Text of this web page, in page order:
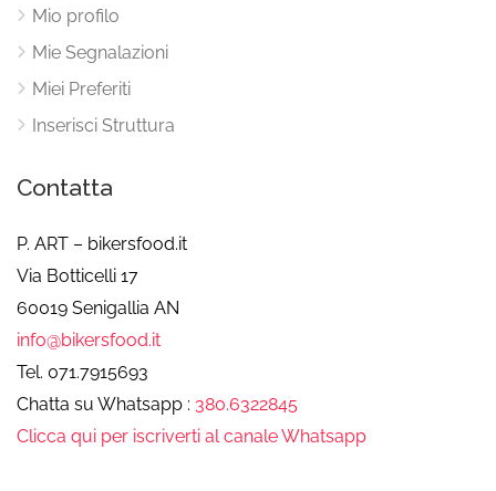
Mio profilo
Mie Segnalazioni
Miei Preferiti
Inserisci Struttura
Contatta
P. ART – bikersfood.it
Via Botticelli 17
60019 Senigallia AN
info@bikersfood.it
Tel. 071.7915693
Chatta su Whatsapp : 380.6322845
Clicca qui per iscriverti al canale Whatsapp